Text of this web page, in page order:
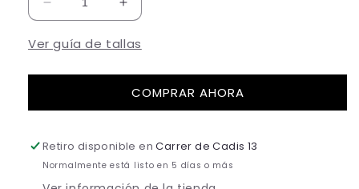
Reducir
cantidad
para
Aumentar
cantidad
para
Ver guía de tallas
COMPRAR AHORA
Retiro disponible enCarrer de Cadis 13
Normalmente está listo en 5 días o más